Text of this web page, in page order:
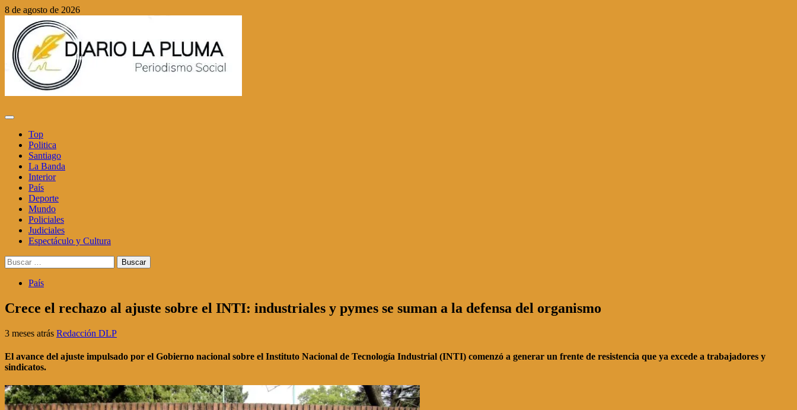
Saltar
contenido
8 de agosto de 2026
Menú
principalTop
Politica
Santiago
La Banda
Interior
País
Deporte
Mundo
Policiales
Judiciales
Espectáculo y Cultura
Buscar:
País
Crece el rechazo al ajuste sobre el INTI: industriales y pymes se suman a la defensa del organismo
3 meses atrás Redacción DLP
El avance del ajuste impulsado por el Gobierno nacional sobre el Instituto Nacional de Tecnología Industrial (INTI) comenzó a generar un frente de resistencia que ya excede a trabajadores y
sindicatos.